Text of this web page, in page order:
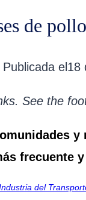
de
Publicada el 18
See the
frecuente
del